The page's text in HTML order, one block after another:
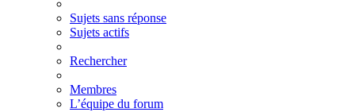
Sujets sans réponse
Sujets actifs
Rechercher
Membres
L’équipe du forum